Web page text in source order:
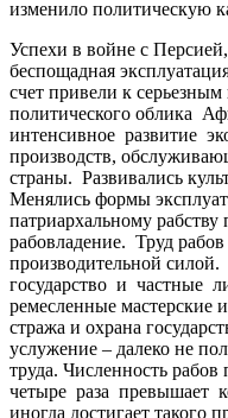
изменило политическую
Успехи в войне с
беспощадная
счет привели к
политического облика
интенсивное развитие
производств,
страны. Развивались
Менялись формы
патриархальному рабству
рабовладение. Труд
производительной силой.
государство и частные
ремесленные мастерские
стража и охрана
услужение – далеко не
труда. Численность рабов
четыре раза превышает
иногда достигает такого